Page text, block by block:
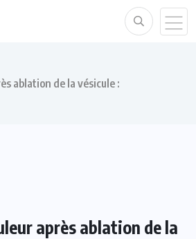
ablation de la vésicule :
après ablation de la